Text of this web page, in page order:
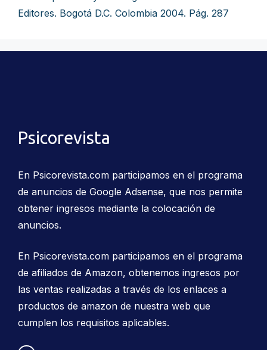
Editores. Bogotá D.C. Colombia 2004. Pág. 287
Psicorevista
En Psicorevista.com participamos en el programa
de anuncios de Google Adsense, que nos permite
obtener ingresos mediante la colocación de
anuncios.
En Psicorevista.com participamos en el programa
de afiliados de Amazon, obtenemos ingresos por
las ventas realizadas a través de los enlaces a
productos de amazon de nuestra web que
cumplen los requisitos aplicables.